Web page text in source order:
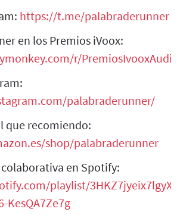
https://t.me/palabraderunner
en los Premios iVoox:
r/
palabraderunner/
que recomiendo:
shop/palabraderunner
en Spotify:
playlist/
KesQA7Ze7g